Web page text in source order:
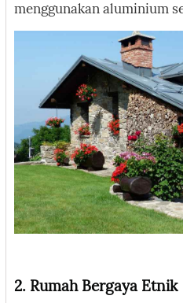
menggunakan aluminium
2. Rumah Bergaya Etnik